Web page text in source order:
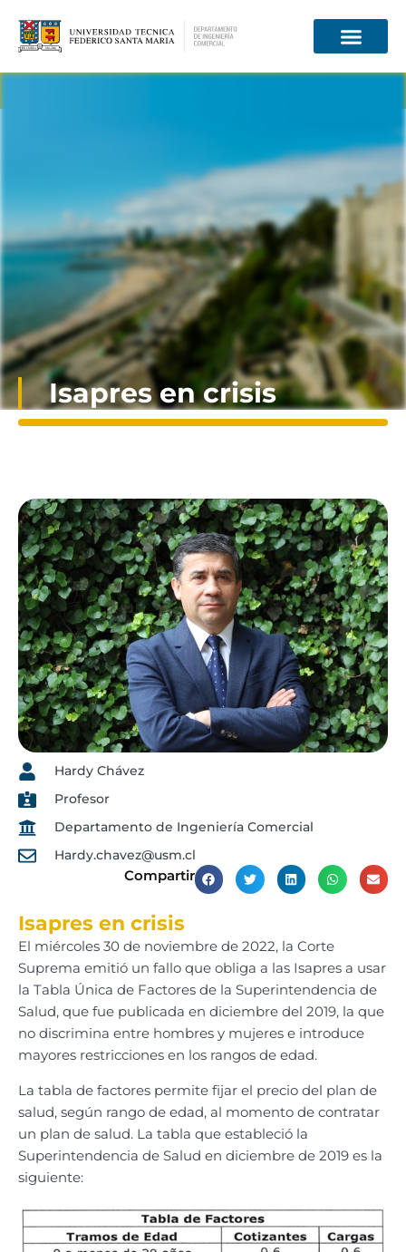
Isapres en crisis
Hardy Chávez
Profesor
Departamento de Ingeniería Comercial
Hardy.chavez@usm.cl
Compartir
Isapres en crisis
El miércoles 30 de noviembre de 2022, la Corte
Suprema emitió un fallo que obliga a las Isapres a usar
la Tabla Única de Factores de la Superintendencia de
Salud, que fue publicada en diciembre del 2019, la que
no discrimina entre hombres y mujeres e introduce
mayores restricciones en los rangos de edad.
La tabla de factores permite fijar el precio del plan de
salud, según rango de edad, al momento de contratar
un plan de salud. La tabla que estableció la
Superintendencia de Salud en diciembre de 2019 es la
siguiente: